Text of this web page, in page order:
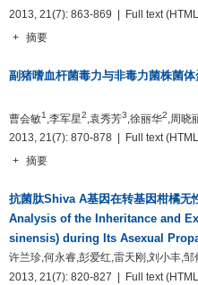
2013, 21(7): 863-869 | Full text
+
摘要
副猪嗜血杆菌毒力与非毒力菌株菌
曹会敏1 ,李军星2,袁秀芳3,徐丽华2,周晓
2013, 21(7): 870-878 | Full text
+
摘要
抗菌肽Shiva A基因在转基因柑橘无
Analysis of the Inheritance and
sinensis) during Its Asexual
许兰珍,何永睿,彭爱红,雷天刚,刘小丰,
2013, 21(7): 820-827 | Full text